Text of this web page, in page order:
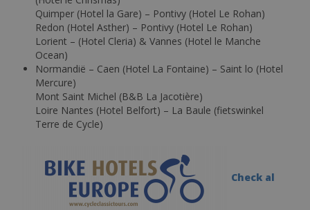
Quimper (Hotel la Gare) – Pontivy (Hotel Le Rohan)
Redon (Hotel Asther) – Pontivy (Hotel Le Rohan)
Lorient – ​​(Hotel Cleria) & Vannes (Hotel le Manche
Ocean)
Normandië – Caen (Hotel La Fontaine) – Saint lo (Hotel
Mercure)
Mont Saint Michel (B&B La Jacotière)
Loire Nantes (Hotel Belfort) – La Baule (fietswinkel
Terre de Cycle)
Check al